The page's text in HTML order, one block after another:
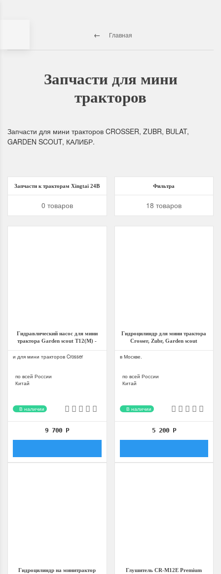
Главная
Запчасти для мини
тракторов
Запчасти для мини тракторов CROSSER, ZUBR, BULAT,
GARDEN SCOUT, КАЛИБР.
Запчасти к тракторам Xingtai 24B
0 товаров
Фильтра
18 товаров
Гидравлический насос для мини
трактора Garden scout T12(M) -
и для мини тракторов Crosser
по всей России
Китай
В наличии
9 700 Р
Гидроцилиндр для мини трактора
Crosser, Zubr, Garden scout
в Москве.
по всей России
Китай
В наличии
5 200 Р
Гидроцилиндр на минитрактор
Глушитель CR-M12E Premium